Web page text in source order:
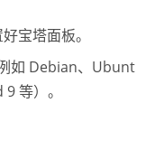
宝塔面板。
如 Debian、Ubunt
等）。